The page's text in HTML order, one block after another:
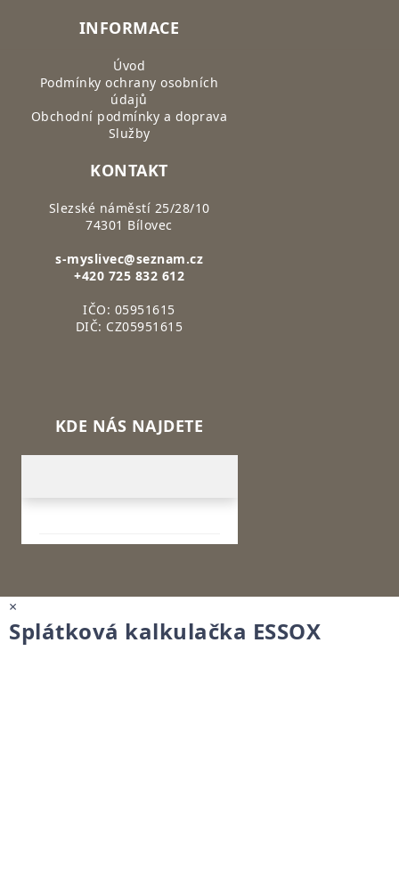
INFORMACE
Úvod
Podmínky ochrany osobních
údajů
Obchodní podmínky a doprava
Služby
KONTAKT
Slezské náměstí 25/28/10
74301 Bílovec
s-myslivec@seznam.cz
+420 725 832 612
IČO: 05951615
DIČ: CZ05951615
KDE NÁS NAJDETE
×
Splátková kalkulačka ESSOX